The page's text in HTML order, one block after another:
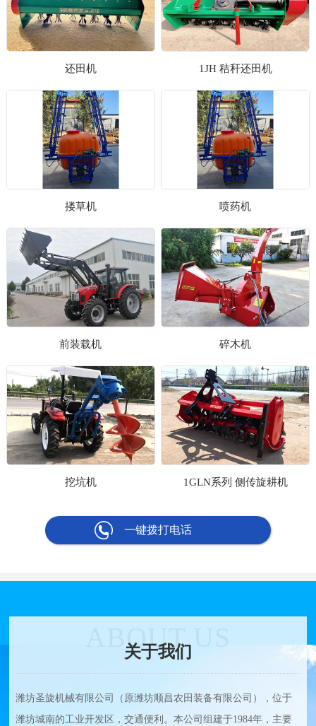
还田机 1JH 秸秆还田机
搂草机 喷药机
前装载机 碎木机
挖坑机 1GLN系列 侧传旋耕机
一键拨打电话
ABOUT US
关于我们
潍坊圣旋机械有限公司（原潍坊顺昌农田装备有限公司），位于
潍坊城南的工业开发区，交通便利。本公司组建于1984年，主要